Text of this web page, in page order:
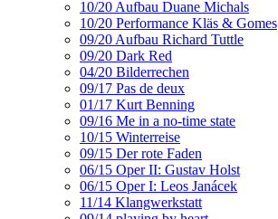
10/20 Aufbau Duane Michals
10/20 Performance Kläs & Gomes
09/20 Aufbau Richard Tuttle
09/20 Dark Red
04/20 Bilderrechen
09/17 Pas de deux
01/17 Kurt Benning
09/16 Me in a no-time state
10/15 Winterreise
09/15 Der rote Faden
06/15 Oper II: Gustav Holst
06/15 Oper I: Leos Janácek
11/14 Klangwerkstatt